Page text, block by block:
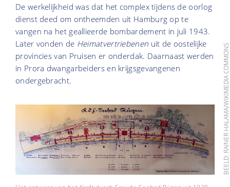
De werkelijkheid was dat het complex tijdens de oorlog
dienst deed om ontheemden uit Hamburg op te
vangen na het geallieerde bombardement in juli 1943.
Later vonden de Heimatvertriebenen uit de oostelijke
provincies van Pruisen er onderdak. Daarnaast werden
in Prora dwangarbeiders en krijgsgevangenen
ondergebracht.
BEELD: RAINER HALAMA/WIKIMEDIA COMMONS